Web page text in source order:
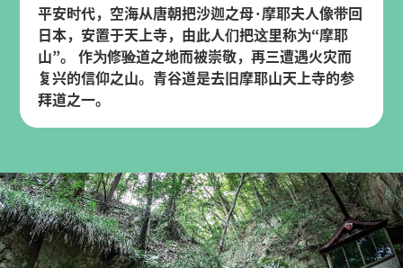
平安时代，空海从唐朝把沙迦之母·摩耶夫人像带回
日本，安置于天上寺，由此人们把这里称为“摩耶
山”。 作为修验道之地而被崇敬，再三遭遇火灾而
复兴的信仰之山。青谷道是去旧摩耶山天上寺的参
拜道之一。